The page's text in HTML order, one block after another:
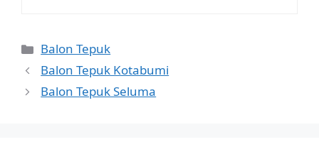
Kategori
Balon Tepuk
Balon Tepuk Kotabumi
Balon Tepuk Seluma